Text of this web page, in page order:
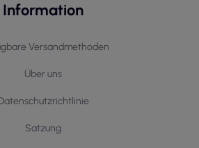
Information
Versandmethoden
Über uns
Satzung